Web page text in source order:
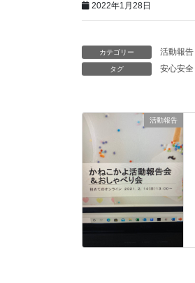
2022年1月28日
カテゴリー 活動報告
タグ 安心安全
活動報告